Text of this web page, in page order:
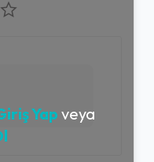
Yapveya